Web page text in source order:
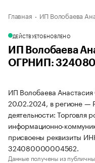
Главная ИП Волобаева
ДЕЙСТВУЕТОБНОВЛЕНО
ИП Волобаева
ОГРНИП:
ИП Волобаева
20.02.2024, в регионе —
деятельности: Торговля
информационно-
присвоены реквизиты
324080000004562.
Данные получены из